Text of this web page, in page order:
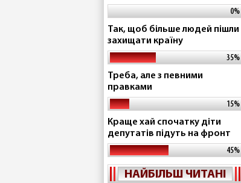
0%
Так, щоб більше людей пішли
захищати країну
35%
Треба, але з певними
правками
15%
Краще хай спочатку діти
депутатів підуть на фронт
45%
НАЙБІЛЬШ ЧИТАНІ